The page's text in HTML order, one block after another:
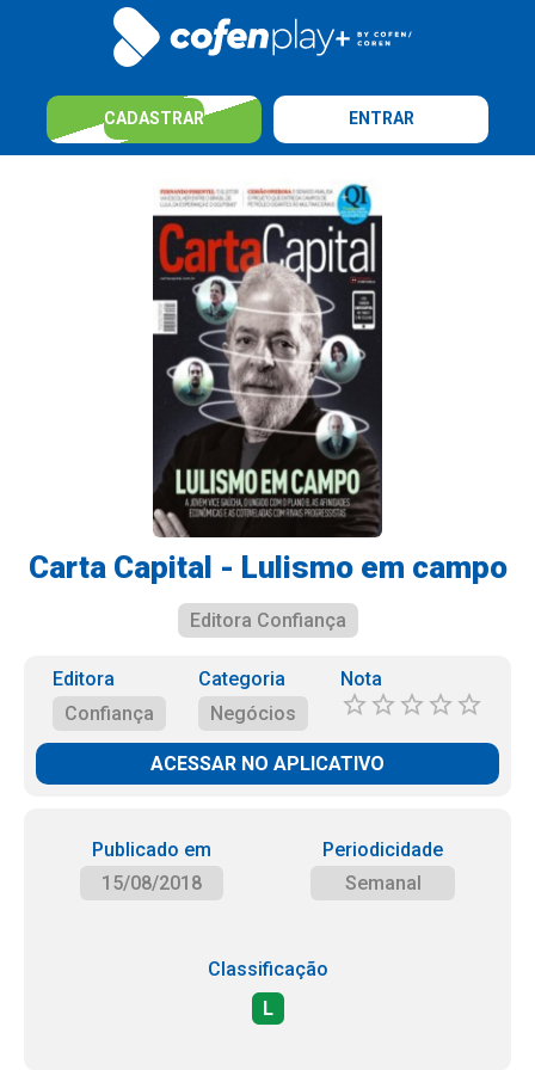
CADASTRAR ENTRAR
Carta Capital - Lulismo em campo
Editora Confiança
Editora
Confiança
Categoria
Negócios
Nota
ACESSAR NO APLICATIVO
Publicado em
15/08/2018
Periodicidade
Semanal
Classificação
L